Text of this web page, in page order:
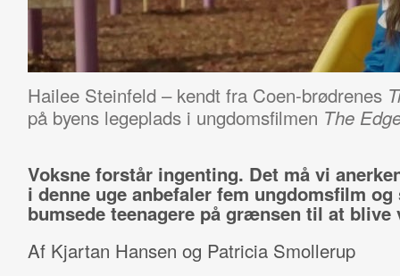
Hailee Steinfeld – kendt fra Coen-brødrenes
på byens legeplads i ungdomsfilmen The
Voksne forstår ingenting. Det må vi
i denne uge anbefaler fem ungdomsfilm og
bumsede teenagere på grænsen til at blive
Af Kjartan Hansen og Patricia Smollerup